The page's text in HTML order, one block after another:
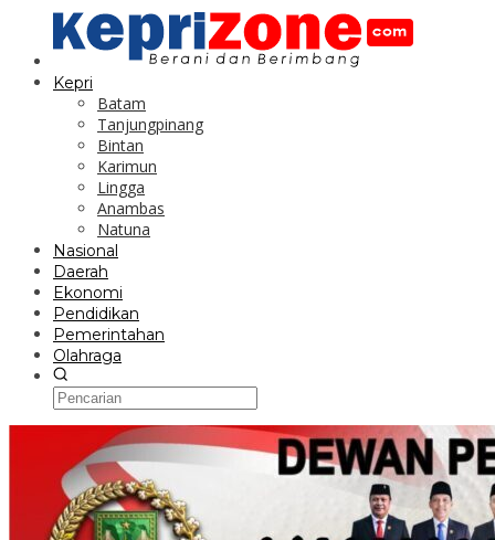
Kepri
Batam
Tanjungpinang
Bintan
Karimun
Lingga
Anambas
Natuna
Nasional
Daerah
Ekonomi
Pendidikan
Pemerintahan
Olahraga